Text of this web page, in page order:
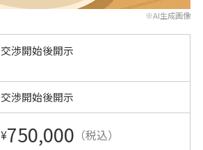
※AI生成画像
交渉開始後開示
交渉開始後開示
¥750,000 （税込）